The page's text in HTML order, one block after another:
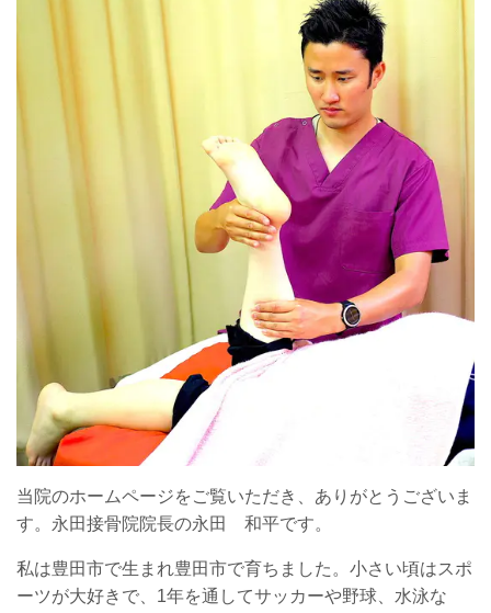
当院のホームページをご覧いただき、ありがとうございま
す。永田接骨院院長の永田 和平です。
私は豊田市で生まれ豊田市で育ちました。小さい頃はスポ
ーツが大好きで、1年を通してサッカーや野球、水泳な